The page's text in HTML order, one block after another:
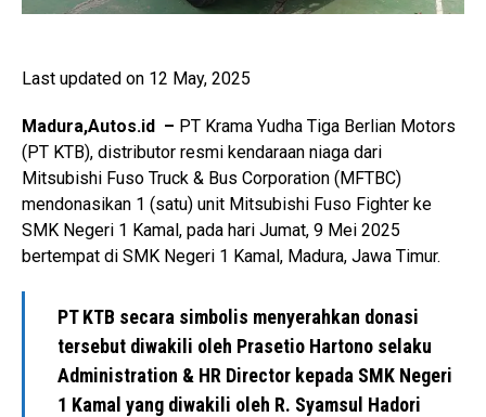
Last updated on 12 May, 2025
Madura,Autos.id – PT Krama Yudha Tiga Berlian Motors
(PT KTB), distributor resmi kendaraan niaga dari
Mitsubishi Fuso Truck & Bus Corporation (MFTBC)
mendonasikan 1 (satu) unit Mitsubishi Fuso Fighter ke
SMK Negeri 1 Kamal, pada hari Jumat, 9 Mei 2025
bertempat di SMK Negeri 1 Kamal, Madura, Jawa Timur.
PT KTB secara simbolis menyerahkan donasi
tersebut diwakili oleh Prasetio Hartono selaku
Administration & HR Director kepada SMK Negeri
1 Kamal yang diwakili oleh R. Syamsul Hadori